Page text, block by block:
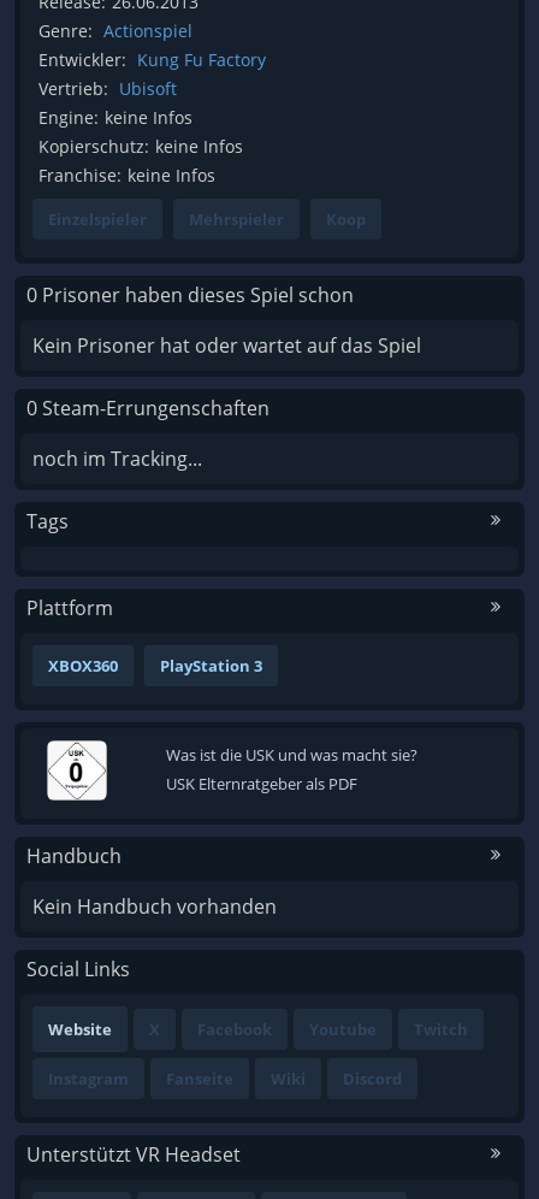
Genre: Actionspiel
Entwickler: Kung Fu Factory
Vertrieb: Ubisoft
Engine: keine Infos
Kopierschutz: keine Infos
Franchise: keine Infos
Einzelspieler Mehrspieler Koop
0 Prisoner haben dieses Spiel schon
Kein Prisoner hat oder wartet auf das Spiel
0 Steam-Errungenschaften
noch im Tracking...
Tags
Plattform
XBOX360 PlayStation 3
Was ist die USK und was macht sie?
USK Elternratgeber als PDF
Handbuch
Kein Handbuch vorhanden
Social Links
Website X Facebook Youtube Twitch
Instagram Fanseite Wiki Discord
Unterstützt VR Headset